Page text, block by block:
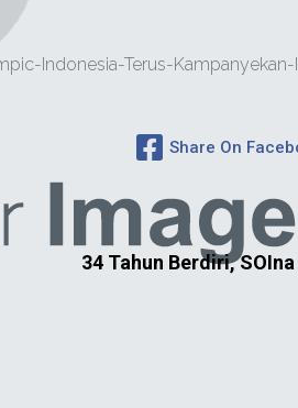
Indonesia-Terus-Kampanyekan-
Share On
34 Tahun Berdiri,